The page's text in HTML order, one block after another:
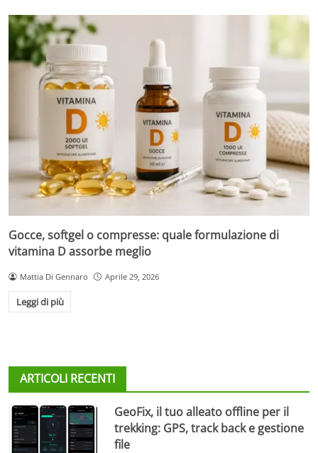
Gocce, softgel o compresse: quale formulazione di
vitamina D assorbe meglio
Mattia Di Gennaro Aprile 29, 2026
Leggi di più
ARTICOLI RECENTI
GeoFix, il tuo alleato offline per il
trekking: GPS, track back e gestione
file